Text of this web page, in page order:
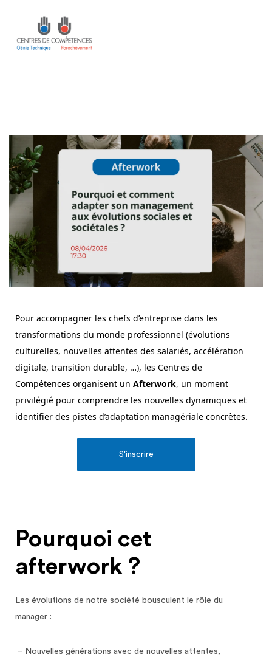
Pour accompagner les chefs d’entreprise dans les
transformations du monde professionnel (évolutions
culturelles, nouvelles attentes des salariés, accélération
digitale, transition durable, …), les Centres de
Compétences organisent un Afterwork, un moment
privilégié pour comprendre les nouvelles dynamiques et
identifier des pistes d’adaptation managériale concrètes.
S'inscrire
Pourquoi cet
afterwork ?
Les évolutions de notre société bousculent le rôle du
manager :
– Nouvelles générations avec de nouvelles attentes,